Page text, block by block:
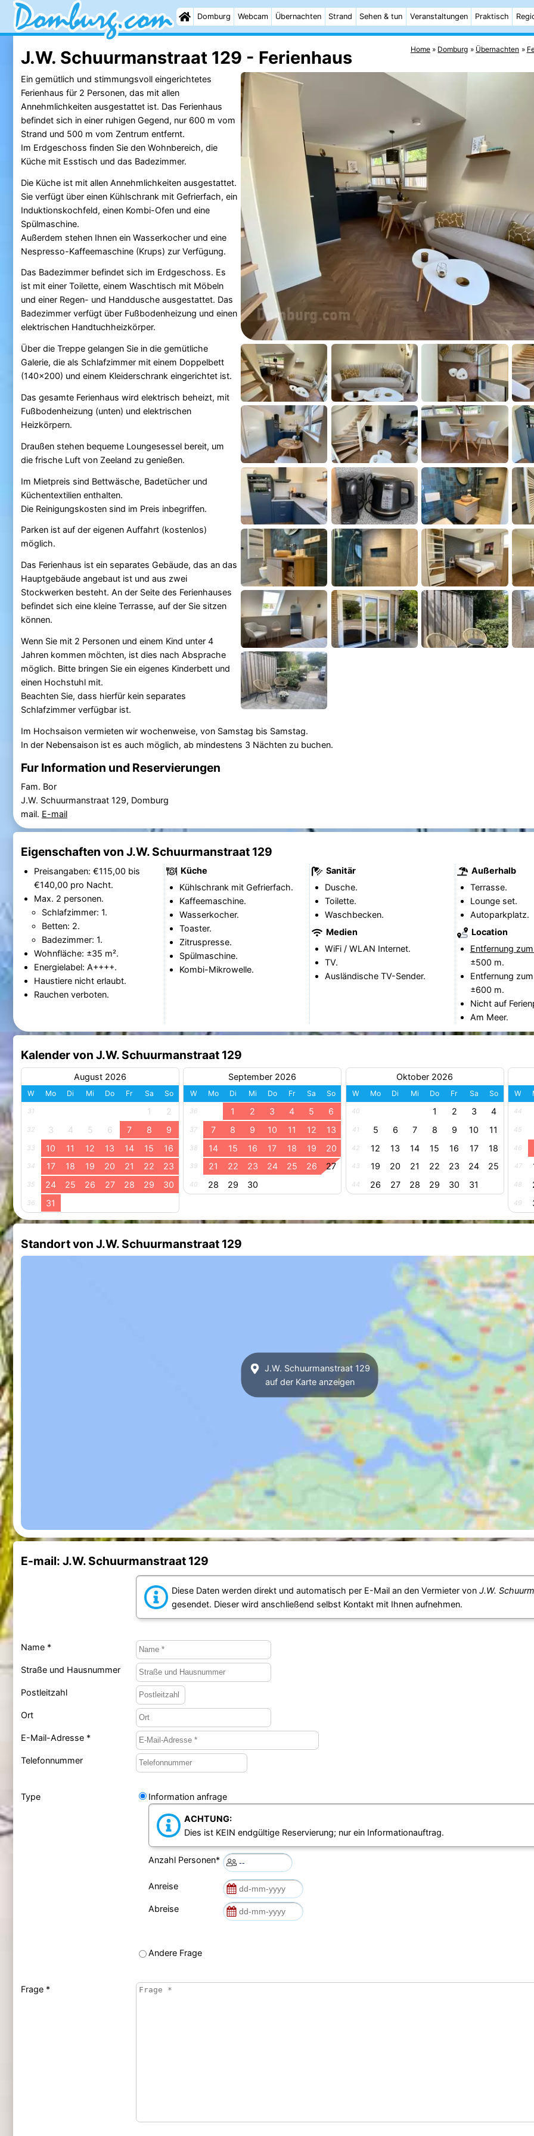
Domburg Webcam Übernachten Strand Sehen & tun Veranstaltungen Praktisch
Home Domburg Übernachten
J.W. Schuurmanstraat 129 - Ferienhaus
Ein gemütlich und stimmungsvoll eingerichtetes
Ferienhaus für 2 Personen, das mit allen
Annehmlichkeiten ausgestattet ist. Das Ferienhaus
befindet sich in einer ruhigen Gegend, nur 600 m vom
Strand und 500 m vom Zentrum entfernt.
Im Erdgeschoss finden Sie den Wohnbereich, die
Küche mit Esstisch und das Badezimmer.
Die Küche ist mit allen Annehmlichkeiten ausgestattet.
Sie verfügt über einen Kühlschrank mit Gefrierfach, ein
Induktionskochfeld, einen Kombi-Ofen und eine
Spülmaschine.
Außerdem stehen Ihnen ein Wasserkocher und eine
Nespresso-Kaffeemaschine (Krups) zur Verfügung.
Das Badezimmer befindet sich im Erdgeschoss. Es
ist mit einer Toilette, einem Waschtisch mit Möbeln
und einer Regen- und Handdusche ausgestattet. Das
Badezimmer verfügt über Fußbodenheizung und einen
elektrischen Handtuchheizkörper.
Über die Treppe gelangen Sie in die gemütliche
Galerie, die als Schlafzimmer mit einem Doppelbett
(140x200) und einem Kleiderschrank eingerichtet ist.
Das gesamte Ferienhaus wird elektrisch beheizt, mit
Fußbodenheizung (unten) und elektrischen
Heizkörpern.
Draußen stehen bequeme Loungesessel bereit, um
die frische Luft von Zeeland zu genießen.
Im Mietpreis sind Bettwäsche, Badetücher und
Küchentextilien enthalten.
Die Reinigungskosten sind im Preis inbegriffen.
Parken ist auf der eigenen Auffahrt (kostenlos)
möglich.
Das Ferienhaus ist ein separates Gebäude, das an das
Hauptgebäude angebaut ist und aus zwei
Stockwerken besteht. An der Seite des Ferienhauses
befindet sich eine kleine Terrasse, auf der Sie sitzen
können.
Wenn Sie mit 2 Personen und einem Kind unter 4
Jahren kommen möchten, ist dies nach Absprache
möglich. Bitte bringen Sie ein eigenes Kinderbett und
einen Hochstuhl mit.
Beachten Sie, dass hierfür kein separates
Schlafzimmer verfügbar ist.
Im Hochsaison vermieten wir wochenweise, von Samstag bis Samstag.
In der Nebensaison ist es auch möglich, ab mindestens 3 Nächten zu buchen.
Fur Information und Reservierungen
Fam. Bor
J.W. Schuurmanstraat 129, Domburg
mail. E-mail
Eigenschaften von J.W. Schuurmanstraat 129
Preisangaben: €115,00 bis
€140,00 pro Nacht.
Max. 2 personen.
Schlafzimmer: 1.
Betten: 2.
Badezimmer: 1.
Wohnfläche: ±35 m².
Energielabel: A++++.
Haustiere nicht erlaubt.
Rauchen verboten.
Küche
Kühlschrank mit Gefrierfach.
Kaffeemaschine.
Wasserkocher.
Toaster.
Zitruspresse.
Spülmaschine.
Kombi-Mikrowelle.
Sanitär
Dusche.
Toilette.
Waschbecken.
Medien
WiFi / WLAN Internet.
TV.
Ausländische TV-Sender.
Außerhalb
Terrasse.
Lounge set.
Autoparkplatz.
Location
Entfernung
±500 m.
Entfernung
±600 m.
Nicht auf
Am Meer.
Kalender von J.W. Schuurmanstraat 129
August 2026
W Mo Di Mi Do Fr Sa So
31 1 2
32 3 4 5 6 7 8 9
33 10 11 12 13 14 15 16
34 17 18 19 20 21 22 23
35 24 25 26 27 28 29 30
36 31
September 2026
W Mo Di Mi Do Fr Sa So
36 1 2 3 4 5 6
37 7 8 9 10 11 12 13
38 14 15 16 17 18 19 20
39 21 22 23 24 25 26 27
40 28 29 30
Oktober 2026
W Mo Di Mi Do Fr Sa So
40 1 2 3 4
41 5 6 7 8 9 10 11
42 12 13 14 15 16 17 18
43 19 20 21 22 23 24 25
44 26 27 28 29 30 31
W
44
45
46
47
48
49
Standort von J.W. Schuurmanstraat 129
J.W. Schuurmanstraat 129
auf der Karte anzeigen
E-mail: J.W. Schuurmanstraat 129
Diese Daten werden direkt und automatisch per E-Mail an den Vermieter von J.W.
gesendet. Dieser wird anschließend selbst Kontakt mit Ihnen aufnehmen.
Name *
Straße und Hausnummer
Postleitzahl
Ort
E-Mail-Adresse *
Telefonnummer
Type Information anfrage
ACHTUNG:
Dies ist KEIN endgültige Reservierung; nur ein Informationauftrag.
Anzahl Personen*
Anreise
Abreise
Andere Frage
Frage *